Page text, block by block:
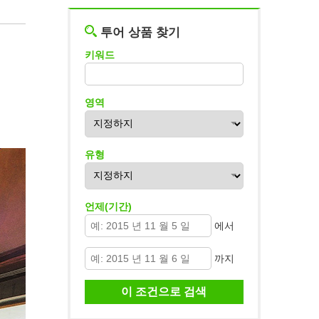
투어 상품 찾기
키워드
영역
유형
언제(기간)
에서
까지